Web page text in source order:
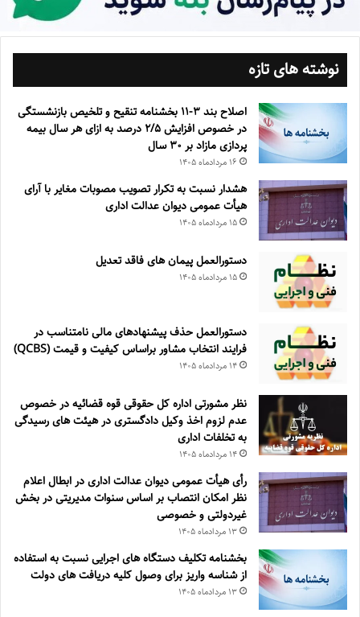
نوشته های تازه
اصلاح بند ۳‏-۱۱ بخشنامه تنقیح و تلخیص بازنشستگی
در خصوص افزایش ۵‏‏‏‏‏‏‏‏‏/۲ درصد به ازای هر سال بیمه
پردازی مازاد بر ۳۰‏ سال
۱۶ مرداد‌ماه ۱۴۰۵
هشدار نسبت به تکرار تصویب مصوبات مغایر با آرای
هیأت عمومی دیوان عدالت اداری
۱۵ مرداد‌ماه ۱۴۰۵
دستورالعمل پیمان های فاقد تعدیل
۱۵ مرداد‌ماه ۱۴۰۵
دستورالعمل حذف پيشنهادهای مالی نامتناسب در
فرايند انتخاب مشاور براساس كيفيت و قيمت (QCBS)
۱۴ مرداد‌ماه ۱۴۰۵
نظر مشورتی اداره کل حقوقی قوه قضائیه در خصوص
عدم لزوم اخذ وکیل دادگستری در هیئت های رسیدگی
به تخلفات اداری
۱۴ مرداد‌ماه ۱۴۰۵
رأی هیأت عمومی دیوان عدالت اداری در ابطال اعلام
نظر امکان انتصاب بر اساس سنوات مدیریتی در بخش
غیردولتی و خصوصی
۱۳ مرداد‌ماه ۱۴۰۵
بخشنامه تکلیف دستگاه های اجرایی نسبت به استفاده
از شناسه واریز برای وصول کلیه دریافت های دولت
۱۳ مرداد‌ماه ۱۴۰۵